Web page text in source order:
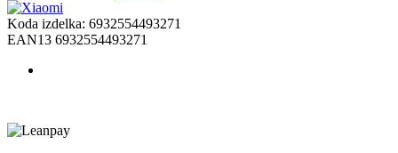
Koda izdelka: 6932554493271
EAN13 6932554493271